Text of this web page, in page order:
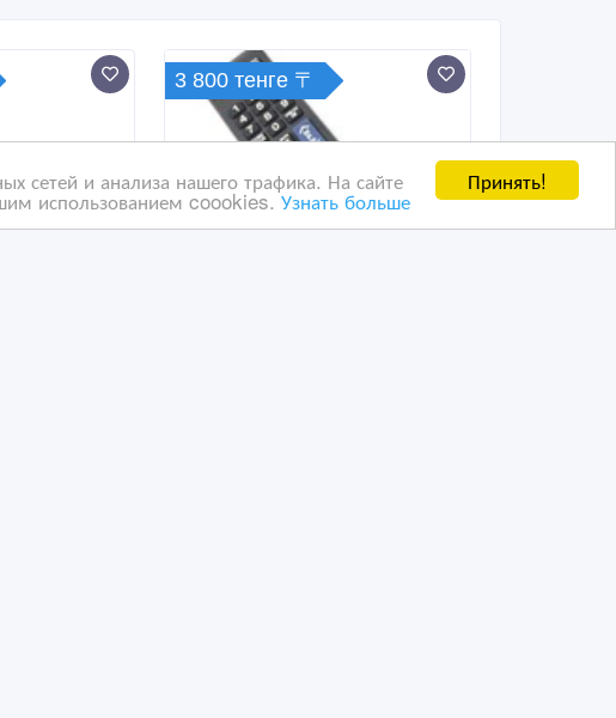
Принять!
сетей и анализа нашего трафика. На сайте
использованием coookies.Узнать больше
3 800 тенге 〒